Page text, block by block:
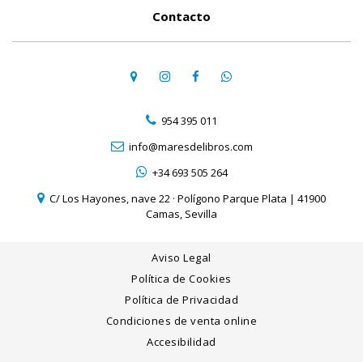
Contacto
954 395 011
info@maresdelibros.com
+34 693 505 264
C/ Los Hayones, nave 22 · Polígono Parque Plata | 41900
Camas, Sevilla
Aviso Legal
Política de Cookies
Política de Privacidad
Condiciones de venta online
Accesibilidad